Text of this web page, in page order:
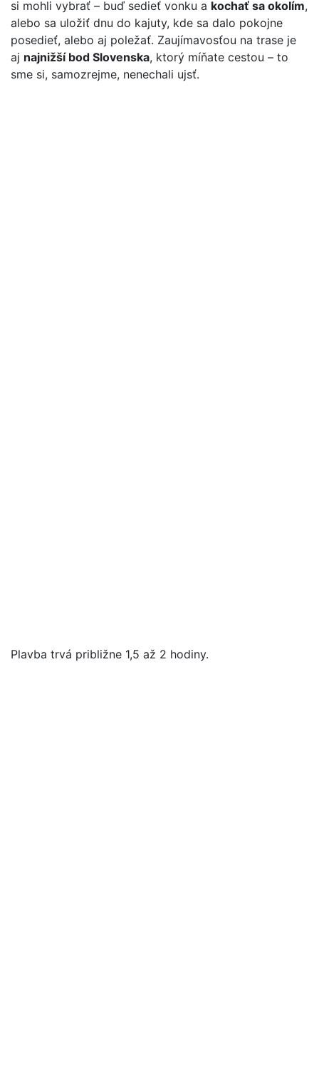
si mohli vybrať – buď sedieť vonku a kochať sa okolím,
alebo sa uložiť dnu do kajuty, kde sa dalo pokojne
posedieť, alebo aj poležať. Zaujímavosťou na trase je
aj najnižší bod Slovenska, ktorý míňate cestou – to
sme si, samozrejme, nenechali ujsť.
Plavba trvá približne 1,5 až 2 hodiny.